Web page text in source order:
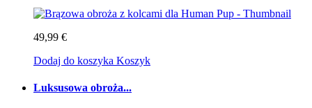
49,99 €
Dodaj do koszyka Koszyk
Luksusowa obroża...